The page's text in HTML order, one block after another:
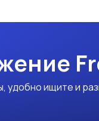
удобно ищите и